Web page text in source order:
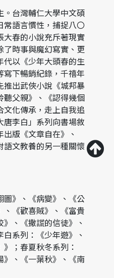
台灣輔仁大學中文碩
常語言慣性，捕捉八〇
大春的小說充斥著現實
了時事與魔幻寫實、更
代以《少年大頭春的生
寫下暢銷紀錄，千禧年
推出武俠小說《城邦暴
聽父親》、《認得幾個
文化傳承，走上自我追
李白」系列向書場敘
版《文章自在》、
語文教養的另一種關懷
》、《病變》、《公
、《歡喜賊》、《富貴
、《撒謊的信徒》、
白系列：《少年遊》、
》；春夏秋冬系列：
》、《一葉秋》、《南